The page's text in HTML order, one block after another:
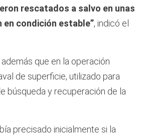
rescatados a salvo en unas
en condición estable”, indicó el
que en la operación
de superficie, utilizado para
búsqueda y recuperación de la
precisado inicialmente si la